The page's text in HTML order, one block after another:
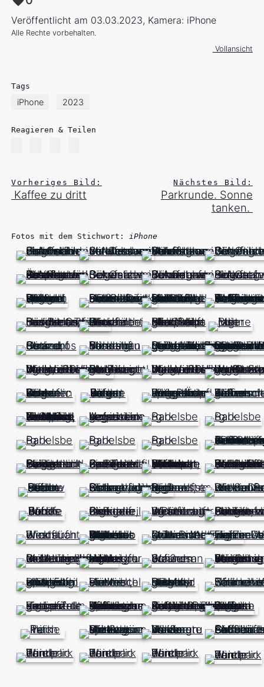
Veröffentlicht am 03.03.2023, Kamera: iPhone
Alle Rechte vorbehalten.
Vollansicht
Tags
iPhone 2023
Reagieren & Teilen
Vorheriges Bild:
Kaffee zu dritt
Nächstes Bild:
Parkrunde. Sonne
tanken.
Fotos mit dem Stichwort:iPhone